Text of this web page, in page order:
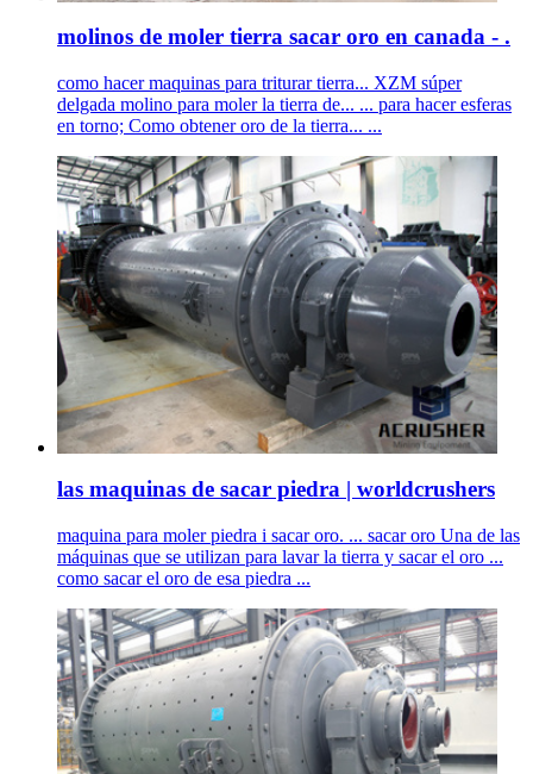
molinos de moler tierra sacar oro en canada - .
como hacer maquinas para triturar tierra... XZM súper
delgada molino para moler la tierra de... ... para hacer esferas
en torno; Como obtener oro de la tierra... ...
las maquinas de sacar piedra | worldcrushers
maquina para moler piedra i sacar oro. ... sacar oro Una de las
máquinas que se utilizan para lavar la tierra y sacar el oro ...
como sacar el oro de esa piedra ...